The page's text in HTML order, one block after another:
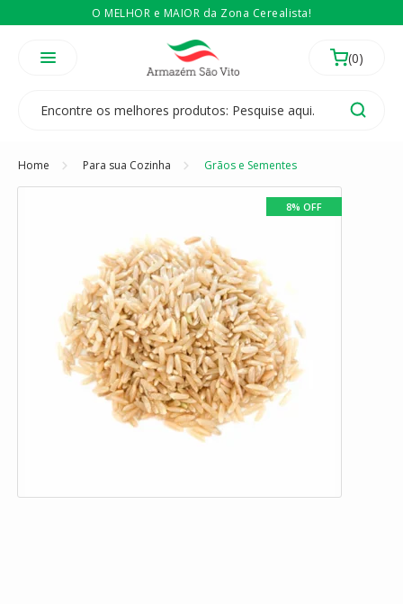
O MELHOR e MAIOR da Zona Cerealista!
Temos 3 lojas físicas na Zona Cerealista de São Paulo!
É revendedor? EntãoCompre no atacado
Home Para sua Cozinha Grãos e Sementes
8% OFF